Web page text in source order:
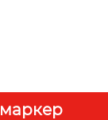
маркер